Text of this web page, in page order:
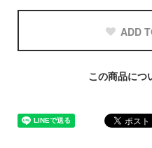
ADD
この商品につ